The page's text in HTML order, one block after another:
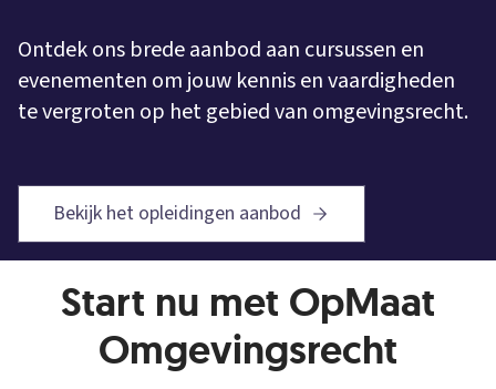
Ontdek ons brede aanbod aan cursussen en
evenementen om jouw kennis en vaardigheden
te vergroten op het gebied van omgevingsrecht.
Bekijk het opleidingen aanbod
Start nu met OpMaat
Omgevingsrecht